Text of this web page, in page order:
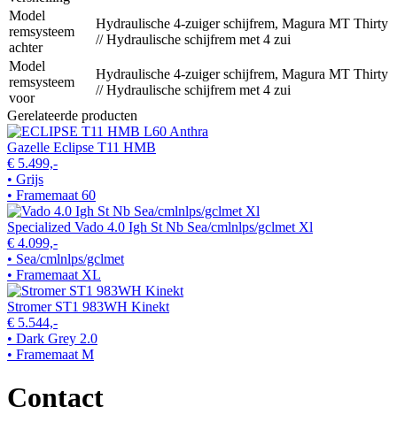
Model
remsysteem
achter
Hydraulische 4-zuiger schijfrem, Magura MT Thirty
// Hydraulische schijfrem met 4 zui
Model
remsysteem
voor
Hydraulische 4-zuiger schijfrem, Magura MT Thirty
// Hydraulische schijfrem met 4 zui
Gerelateerde producten
Gazelle Eclipse T11 HMB
€ 5.499,-
• Grijs
• Framemaat 60
Specialized Vado 4.0 Igh St Nb Sea/cmlnlps/gclmet Xl
€ 4.099,-
• Sea/cmlnlps/gclmet
• Framemaat XL
Stromer ST1 983WH Kinekt
€ 5.544,-
• Dark Grey 2.0
• Framemaat M
Contact